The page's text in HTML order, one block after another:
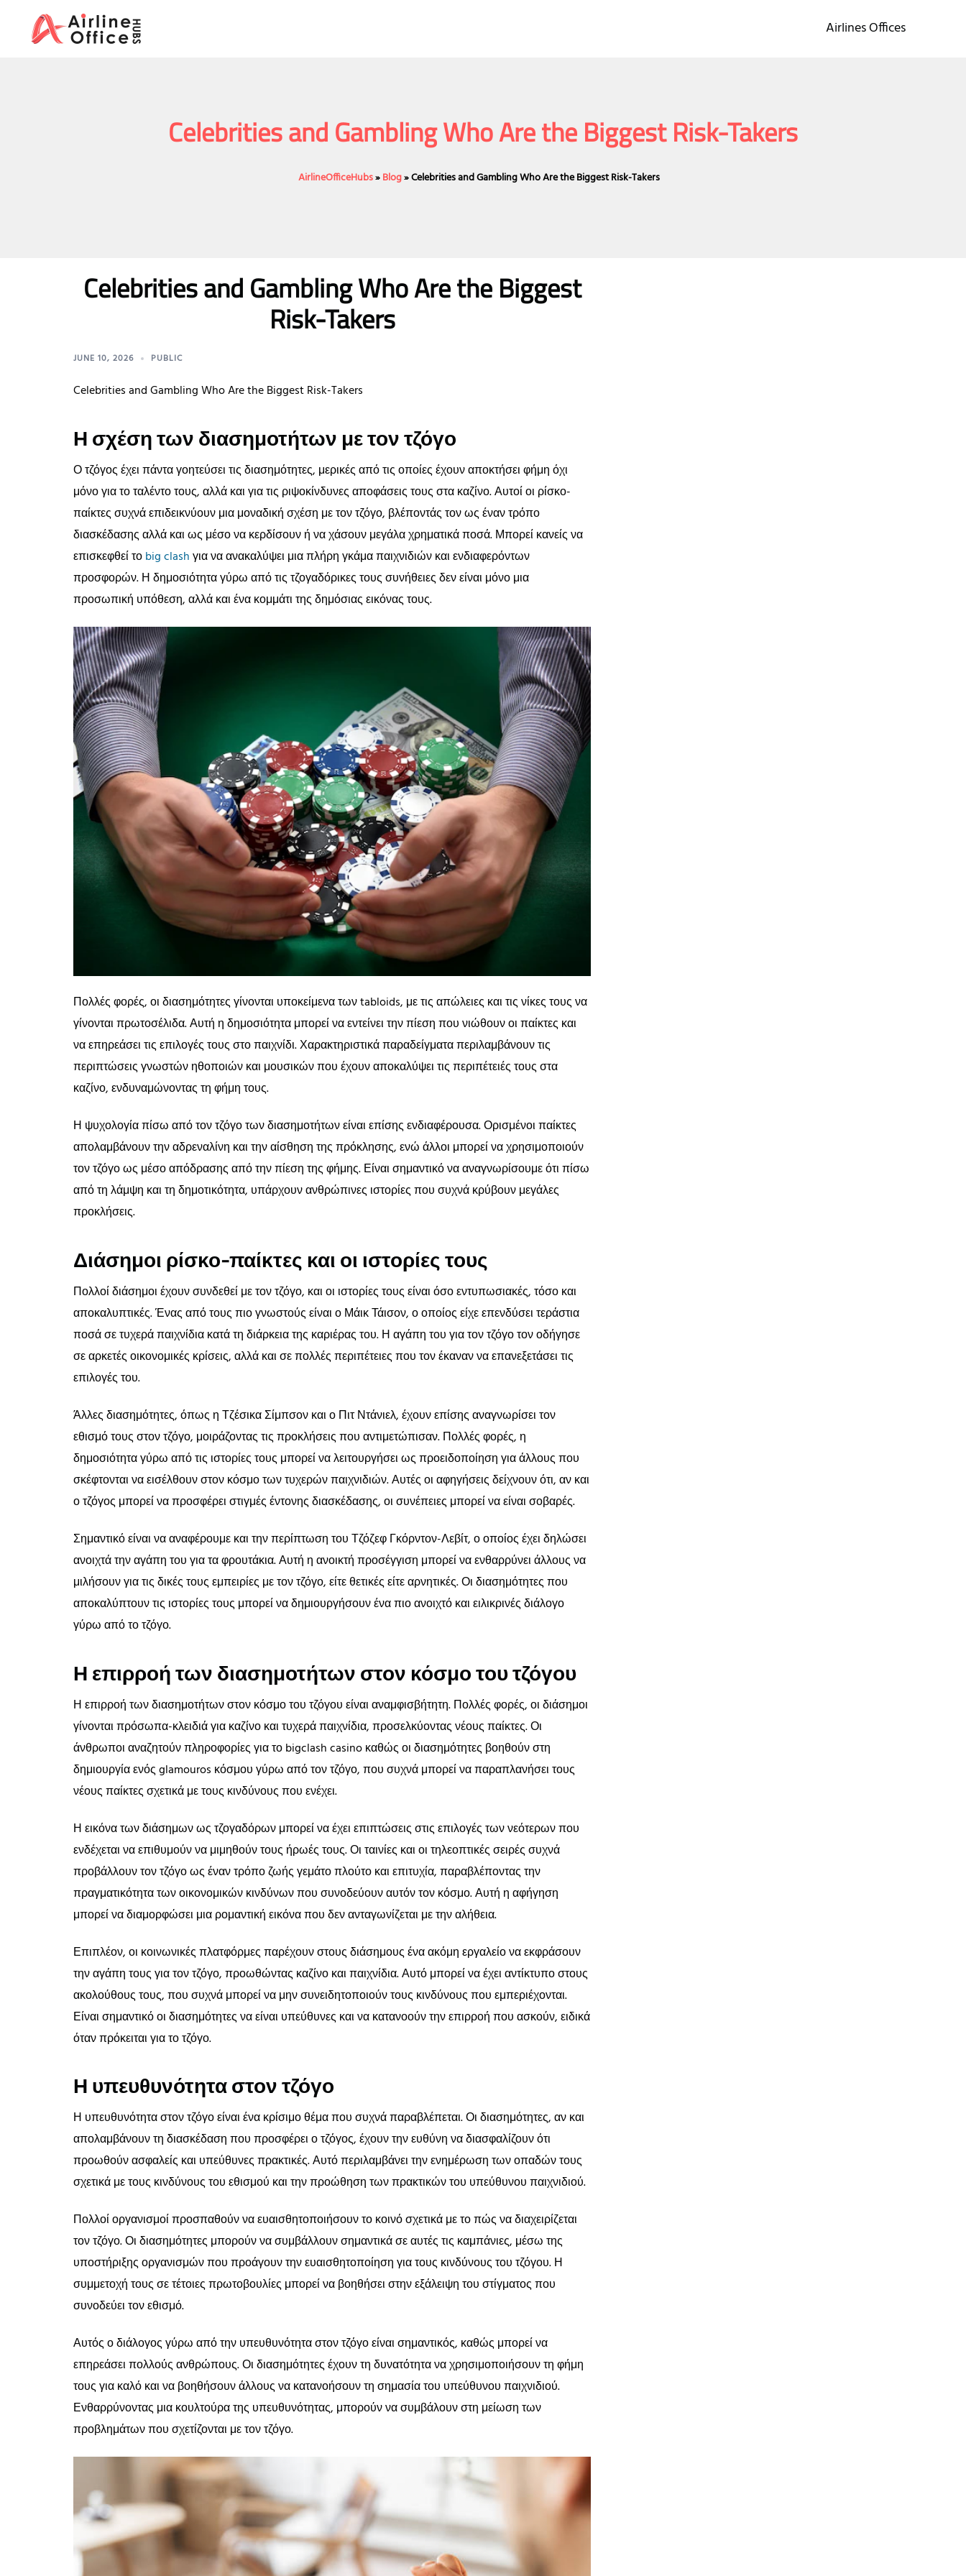
content
Airlines Offices
Celebrities and Gambling Who Are the Biggest Risk-Takers
AirlineOfficeHubs»Blog»Celebrities and Gambling Who Are the Biggest Risk-Takers
Celebrities and Gambling Who Are the Biggest
Risk-Takers
JUNE 10, 2026 PUBLIC
Celebrities and Gambling Who Are the Biggest Risk-Takers
Η σχέση των διασημοτήτων με τον τζόγο
Ο τζόγος έχει πάντα γοητεύσει τις διασημότητες, μερικές από τις οποίες έχουν αποκτήσει φήμη όχι
μόνο για το ταλέντο τους, αλλά και για τις ριψοκίνδυνες αποφάσεις τους στα καζίνο. Αυτοί οι ρίσκο-
παίκτες συχνά επιδεικνύουν μια μοναδική σχέση με τον τζόγο, βλέποντάς τον ως έναν τρόπο
διασκέδασης αλλά και ως μέσο να κερδίσουν ή να χάσουν μεγάλα χρηματικά ποσά. Μπορεί κανείς να
επισκεφθεί τοbig clashγια να ανακαλύψει μια πλήρη γκάμα παιχνιδιών και ενδιαφερόντων
προσφορών. Η δημοσιότητα γύρω από τις τζογαδόρικες τους συνήθειες δεν είναι μόνο μια
προσωπική υπόθεση, αλλά και ένα κομμάτι της δημόσιας εικόνας τους.
Πολλές φορές, οι διασημότητες γίνονται υποκείμενα των tabloids, με τις απώλειες και τις νίκες τους να
γίνονται πρωτοσέλιδα. Αυτή η δημοσιότητα μπορεί να εντείνει την πίεση που νιώθουν οι παίκτες και
να επηρεάσει τις επιλογές τους στο παιχνίδι. Χαρακτηριστικά παραδείγματα περιλαμβάνουν τις
περιπτώσεις γνωστών ηθοποιών και μουσικών που έχουν αποκαλύψει τις περιπέτειές τους στα
καζίνο, ενδυναμώνοντας τη φήμη τους.
Η ψυχολογία πίσω από τον τζόγο των διασημοτήτων είναι επίσης ενδιαφέρουσα. Ορισμένοι παίκτες
απολαμβάνουν την αδρεναλίνη και την αίσθηση της πρόκλησης, ενώ άλλοι μπορεί να χρησιμοποιούν
τον τζόγο ως μέσο απόδρασης από την πίεση της φήμης. Είναι σημαντικό να αναγνωρίσουμε ότι πίσω
από τη λάμψη και τη δημοτικότητα, υπάρχουν ανθρώπινες ιστορίες που συχνά κρύβουν μεγάλες
προκλήσεις.
Διάσημοι ρίσκο-παίκτες και οι ιστορίες τους
Πολλοί διάσημοι έχουν συνδεθεί με τον τζόγο, και οι ιστορίες τους είναι όσο εντυπωσιακές, τόσο και
αποκαλυπτικές. Ένας από τους πιο γνωστούς είναι ο Μάικ Τάισον, ο οποίος είχε επενδύσει τεράστια
ποσά σε τυχερά παιχνίδια κατά τη διάρκεια της καριέρας του. Η αγάπη του για τον τζόγο τον οδήγησε
σε αρκετές οικονομικές κρίσεις, αλλά και σε πολλές περιπέτειες που τον έκαναν να επανεξετάσει τις
επιλογές του.
Άλλες διασημότητες, όπως η Τζέσικα Σίμπσον και ο Πιτ Ντάνιελ, έχουν επίσης αναγνωρίσει τον
εθισμό τους στον τζόγο, μοιράζοντας τις προκλήσεις που αντιμετώπισαν. Πολλές φορές, η
δημοσιότητα γύρω από τις ιστορίες τους μπορεί να λειτουργήσει ως προειδοποίηση για άλλους που
σκέφτονται να εισέλθουν στον κόσμο των τυχερών παιχνιδιών. Αυτές οι αφηγήσεις δείχνουν ότι, αν και
ο τζόγος μπορεί να προσφέρει στιγμές έντονης διασκέδασης, οι συνέπειες μπορεί να είναι σοβαρές.
Σημαντικό είναι να αναφέρουμε και την περίπτωση του Τζόζεφ Γκόρντον-Λεβίτ, ο οποίος έχει δηλώσει
ανοιχτά την αγάπη του για τα φρουτάκια. Αυτή η ανοικτή προσέγγιση μπορεί να ενθαρρύνει άλλους να
μιλήσουν για τις δικές τους εμπειρίες με τον τζόγο, είτε θετικές είτε αρνητικές. Οι διασημότητες που
αποκαλύπτουν τις ιστορίες τους μπορεί να δημιουργήσουν ένα πιο ανοιχτό και ειλικρινές διάλογο
γύρω από το τζόγο.
Η επιρροή των διασημοτήτων στον κόσμο του τζόγου
Η επιρροή των διασημοτήτων στον κόσμο του τζόγου είναι αναμφισβήτητη. Πολλές φορές, οι διάσημοι
γίνονται πρόσωπα-κλειδιά για καζίνο και τυχερά παιχνίδια, προσελκύοντας νέους παίκτες. Οι
άνθρωποι αναζητούν πληροφορίες για το bigclash casino καθώς οι διασημότητες βοηθούν στη
δημιουργία ενός glamouros κόσμου γύρω από τον τζόγο, που συχνά μπορεί να παραπλανήσει τους
νέους παίκτες σχετικά με τους κινδύνους που ενέχει.
Η εικόνα των διάσημων ως τζογαδόρων μπορεί να έχει επιπτώσεις στις επιλογές των νεότερων που
ενδέχεται να επιθυμούν να μιμηθούν τους ήρωές τους. Οι ταινίες και οι τηλεοπτικές σειρές συχνά
προβάλλουν τον τζόγο ως έναν τρόπο ζωής γεμάτο πλούτο και επιτυχία, παραβλέποντας την
πραγματικότητα των οικονομικών κινδύνων που συνοδεύουν αυτόν τον κόσμο. Αυτή η αφήγηση
μπορεί να διαμορφώσει μια ρομαντική εικόνα που δεν ανταγωνίζεται με την αλήθεια.
Επιπλέον, οι κοινωνικές πλατφόρμες παρέχουν στους διάσημους ένα ακόμη εργαλείο να εκφράσουν
την αγάπη τους για τον τζόγο, προωθώντας καζίνο και παιχνίδια. Αυτό μπορεί να έχει αντίκτυπο στους
ακολούθους τους, που συχνά μπορεί να μην συνειδητοποιούν τους κινδύνους που εμπεριέχονται.
Είναι σημαντικό οι διασημότητες να είναι υπεύθυνες και να κατανοούν την επιρροή που ασκούν, ειδικά
όταν πρόκειται για το τζόγο.
Η υπευθυνότητα στον τζόγο
Η υπευθυνότητα στον τζόγο είναι ένα κρίσιμο θέμα που συχνά παραβλέπεται. Οι διασημότητες, αν και
απολαμβάνουν τη διασκέδαση που προσφέρει ο τζόγος, έχουν την ευθύνη να διασφαλίζουν ότι
προωθούν ασφαλείς και υπεύθυνες πρακτικές. Αυτό περιλαμβάνει την ενημέρωση των οπαδών τους
σχετικά με τους κινδύνους του εθισμού και την προώθηση των πρακτικών του υπεύθυνου παιχνιδιού.
Πολλοί οργανισμοί προσπαθούν να ευαισθητοποιήσουν το κοινό σχετικά με το πώς να διαχειρίζεται
τον τζόγο. Οι διασημότητες μπορούν να συμβάλλουν σημαντικά σε αυτές τις καμπάνιες, μέσω της
υποστήριξης οργανισμών που προάγουν την ευαισθητοποίηση για τους κινδύνους του τζόγου. Η
συμμετοχή τους σε τέτοιες πρωτοβουλίες μπορεί να βοηθήσει στην εξάλειψη του στίγματος που
συνοδεύει τον εθισμό.
Αυτός ο διάλογος γύρω από την υπευθυνότητα στον τζόγο είναι σημαντικός, καθώς μπορεί να
επηρεάσει πολλούς ανθρώπους. Οι διασημότητες έχουν τη δυνατότητα να χρησιμοποιήσουν τη φήμη
τους για καλό και να βοηθήσουν άλλους να κατανοήσουν τη σημασία του υπεύθυνου παιχνιδιού.
Ενθαρρύνοντας μια κουλτούρα της υπευθυνότητας, μπορούν να συμβάλουν στη μείωση των
προβλημάτων που σχετίζονται με τον τζόγο.